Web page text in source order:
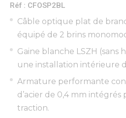
Réf : CFOSP2BL
Câble optique plat de
équipé de 2 brins
Gaine blanche LSZH (sans
une installation intérieure
Armature performante
d’acier de 0,4 mm intégrés
traction.